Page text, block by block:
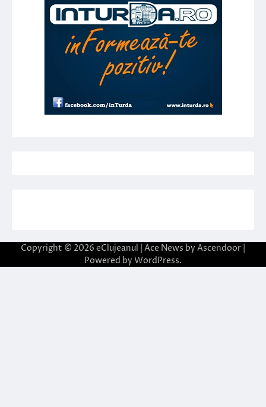
Copyright © 2026 eClujeanul | Ace News by Ascendoor
Powered by WordPress.